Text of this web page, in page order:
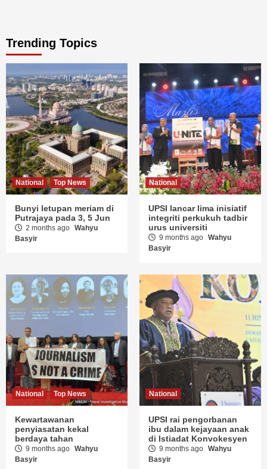
Trending Topics
National Top News
Bunyi letupan meriam di
Putrajaya pada 3, 5 Jun
2 months ago Wahyu
Basyir
National
UPSI lancar lima inisiatif
integriti perkukuh tadbir
urus universiti
9 months ago Wahyu
Basyir
National Top News
Kewartawanan
penyiasatan kekal
berdaya tahan
9 months ago Wahyu
Basyir
National
UPSI rai pengorbanan
ibu dalam kejayaan anak
di Istiadat Konvokesyen
9 months ago Wahyu
Basyir